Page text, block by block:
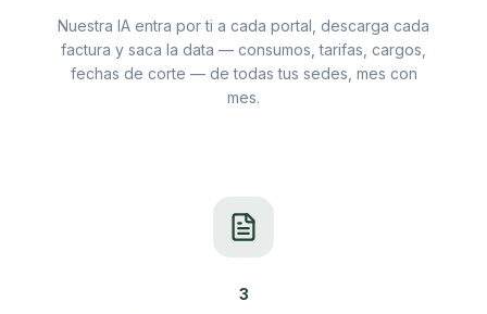
Nuestra IA entra por ti a cada portal, descarga cada
factura y saca la data — consumos, tarifas, cargos,
fechas de corte — de todas tus sedes, mes con
mes.
3